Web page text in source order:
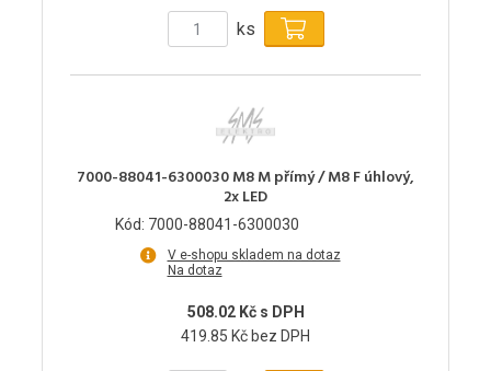
ks
7000-88041-6300030 M8 M přímý / M8 F úhlový,
2x LED
Kód: 7000-88041-6300030
V e-shopu skladem na dotaz
Na dotaz
508.02 Kč s DPH
419.85 Kč bez DPH